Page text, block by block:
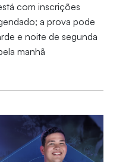
com inscrições
a prova pode
e noite de segunda
manhã